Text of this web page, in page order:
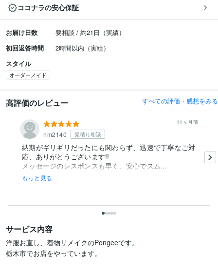
ココナラの安心保証
お届け日数
要相談 / 約21日（実績）
初回返答時間
2時間以内（実績）
スタイル
オーダーメイド
高評価のレビュー すべての評価・感想をみる
nm2140 見積り相談
11ヶ月前
納期がギリギリだったにも関わらず、迅速で丁寧なご対
応、ありがとうございます!!
メッセージのレスポンスも早く、安心でスム...
もっと見る
サービス内容
洋服お直し、着物リメイクのPongeeです。
栃木市でお店をやっています。